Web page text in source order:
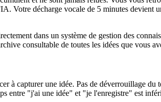
Votre décharge vocale de 5 minutes devient
dans un système de gestion des
consultable de toutes les idées que vous
à capturer une idée. Pas de déverrouillage du
entre "j'ai une idée" et "je l'enregistre" est